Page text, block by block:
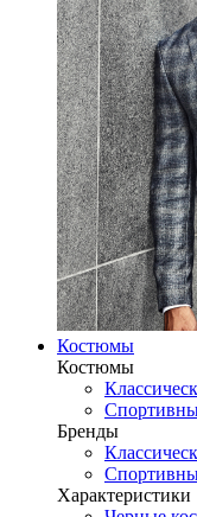
Костюмы
Костюмы
Бренды
Характеристики